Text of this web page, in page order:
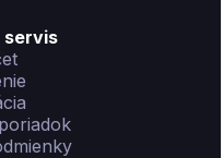
servis